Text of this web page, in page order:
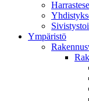
Ympä­ristö